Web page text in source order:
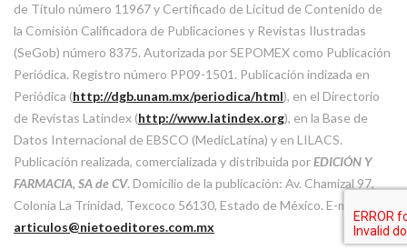
de Título número 11967 y Certificado de Licitud de Contenido de
la Comisión Calificadora de Publicaciones y Revistas Ilustradas
(SeGob) número 8375. Autorizada por SEPOMEX como Publicación
Periódica. Registro número PP09-1501. Publicación indizada en
Periódica (http://dgb.unam.mx/periodica/html), en el Directorio
de Revistas Latindex (http://www.latindex.org), en la Base de
Datos Internacional de EBSCO (MedicLatina) y en LILACS.
Publicación realizada, comercializada y distribuida porEDICIÓN Y
FARMACIA, SA de CV. Domicilio de la publicación: Av. Chamizal 97,
Colonia La Trinidad, Texcoco 56130, Estado de México. E-mail:
articulos@nietoeditores.com.mx